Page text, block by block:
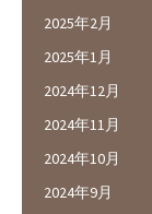
2025年2月
2025年1月
2024年12月
2024年11月
2024年10月
2024年9月